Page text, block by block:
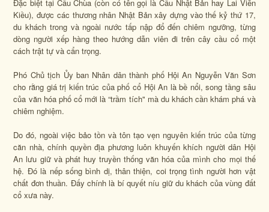
Đặc biệt tại Cầu Chùa (còn có tên gọi là Cầu Nhật Bản hay Lai Viễn
Kiều), được các thương nhân Nhật Bản xây dựng vào thế kỷ thứ 17,
du khách trong và ngoài nước tấp nập đổ đến chiêm ngưỡng, từng
dòng người xếp hàng theo hướng dẫn viên đi trên cây cầu cổ một
cách trật tự và cẩn trọng.
Phó Chủ tịch Ủy ban Nhân dân thành phố Hội An Nguyễn Văn Sơn
cho rằng giá trị kiến trúc của phố cổ Hội An là bề nổi, song tầng sâu
của văn hóa phố cổ mới là “trầm tích" mà du khách cần khám phá và
chiêm nghiệm.
Do đó, ngoài việc bảo tồn và tôn tạo vẹn nguyên kiến trúc của từng
căn nhà, chính quyền địa phương luôn khuyến khích người dân Hội
An lưu giữ và phát huy truyền thống văn hóa của mình cho mọi thế
hệ. Đó là nếp sống bình dị, thân thiện, coi trọng tình người hơn vật
chất đơn thuần. Đấy chính là bí quyết níu giữ du khách của vùng đất
cổ xưa này.